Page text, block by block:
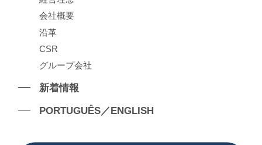
会社概要
沿⾰
CSR
グループ会社
新着情報
PORTUGUÊS／ENGLISH